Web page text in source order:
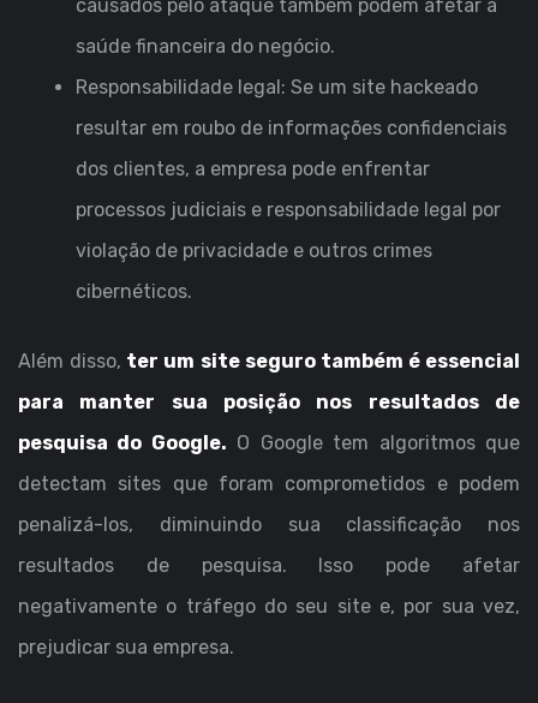
causados ​​pelo ataque também podem afetar a
saúde financeira do negócio.
Responsabilidade legal: Se um site hackeado
resultar em roubo de informações confidenciais
dos clientes, a empresa pode enfrentar
processos judiciais e responsabilidade legal por
violação de privacidade e outros crimes
cibernéticos.
Além disso, ter um site seguro também é essencial
para manter sua posição nos resultados de
pesquisa do Google. O Google tem algoritmos que
detectam sites que foram comprometidos e podem
penalizá-los, diminuindo sua classificação nos
resultados de pesquisa. Isso pode afetar
negativamente o tráfego do seu site e, por sua vez,
prejudicar sua empresa.